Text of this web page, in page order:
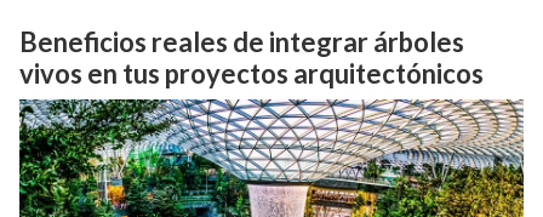
Beneficios reales de integrar árboles
vivos en tus proyectos arquitectónicos